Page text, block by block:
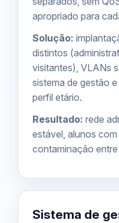
apropriado para
Solução:
distintos
visitantes), VLANs
sistema de gestão
perfil etário.
Resultado: rede
estável, alunos
contaminação entre
Sistema de